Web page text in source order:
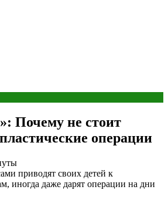
Почему не стоит
операции
приводят своих детей к
иногда даже дарят операции на дни